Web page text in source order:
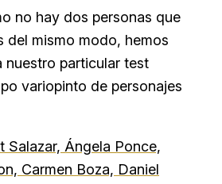
no hay dos personas que
del mismo modo, hemos
nuestro particular test
variopinto de personajes
Salazar, Ángela Ponce,
Carmen Boza, Daniel